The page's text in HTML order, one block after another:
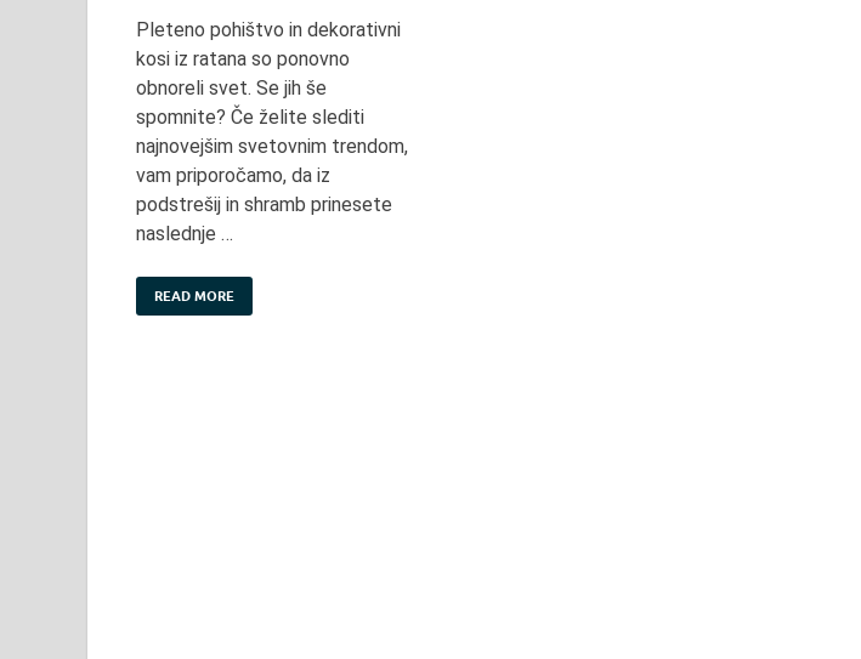
Pleteno pohištvo in dekorativni
kosi iz ratana so ponovno
obnoreli svet. Se jih še
spomnite? Če želite slediti
najnovejšim svetovnim trendom,
vam priporočamo, da iz
podstrešij in shramb prinesete
naslednje …
READ MORE